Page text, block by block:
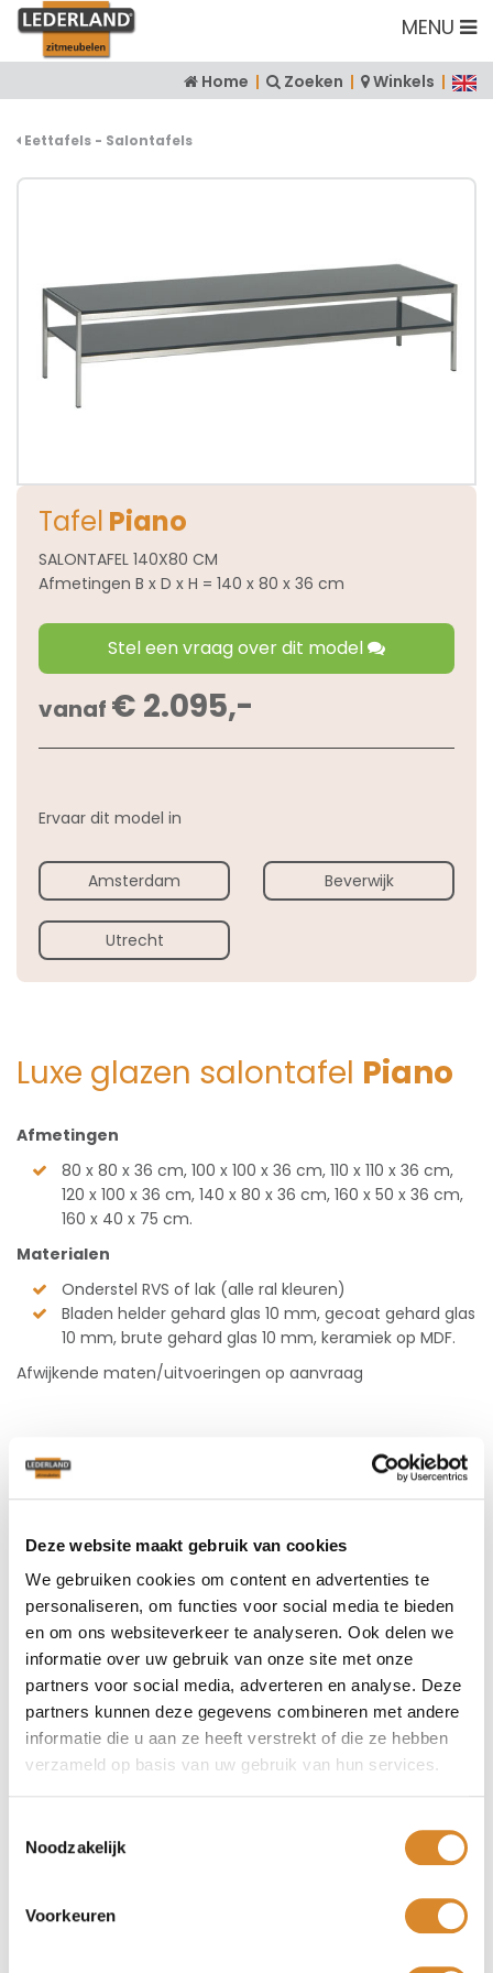
Deze website maakt gebruik van cookies
We gebruiken cookies om content en advertenties te
personaliseren, om functies voor social media te bieden
en om ons websiteverkeer te analyseren. Ook delen we
informatie over uw gebruik van onze site met onze
partners voor social media, adverteren en analyse. Deze
partners kunnen deze gegevens combineren met andere
informatie die u aan ze heeft verstrekt of die ze hebben
verzameld op basis van uw gebruik van hun services.
Noodzakelijk
Voorkeuren
MENU
Home | Zoeken | Winkels |
Eettafels - Salontafels
Tafel Piano
SALONTAFEL 140X80 CM
Afmetingen B x D x H = 140 x 80 x 36 cm
Stel een vraag over dit model
vanaf € 2.095,-
Ervaar dit model in
Amsterdam Beverwijk
Utrecht
Luxe glazen salontafel Piano
Afmetingen
80 x 80 x 36 cm, 100 x 100 x 36 cm, 110 x 110 x 36 cm,
120 x 100 x 36 cm, 140 x 80 x 36 cm, 160 x 50 x 36 cm,
160 x 40 x 75 cm.
Materialen
Onderstel RVS of lak (alle ral kleuren)
Bladen helder gehard glas 10 mm, gecoat gehard glas
10 mm, brute gehard glas 10 mm, keramiek op MDF.
Afwijkende maten/uitvoeringen op aanvraag
SALONTAFEL 80X80 CM
80 cm x 80 cm x 36 cm
SALONTAFEL 100X100 CM
100 cm x 100 cm x 36 cm
€ 1.925,-
SALONTAFEL 120X100 CM
120 cm x 100 cm x 36 cm
€ 1.925,-
140 cm x 80 cm x 36 cm
€ 2.095,-
SALONTAFEL 110X110 CM